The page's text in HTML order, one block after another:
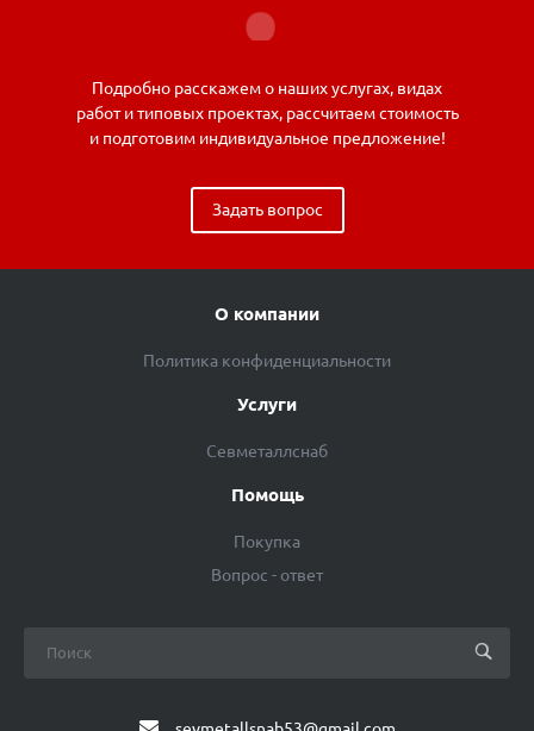
Подробно расскажем о наших услугах, видах
работ и типовых проектах, рассчитаем стоимость
и подготовим индивидуальное предложение!
Задать вопрос
О компании
Политика конфиденциальности
Услуги
Севметаллснаб
Помощь
Покупка
Вопрос - ответ